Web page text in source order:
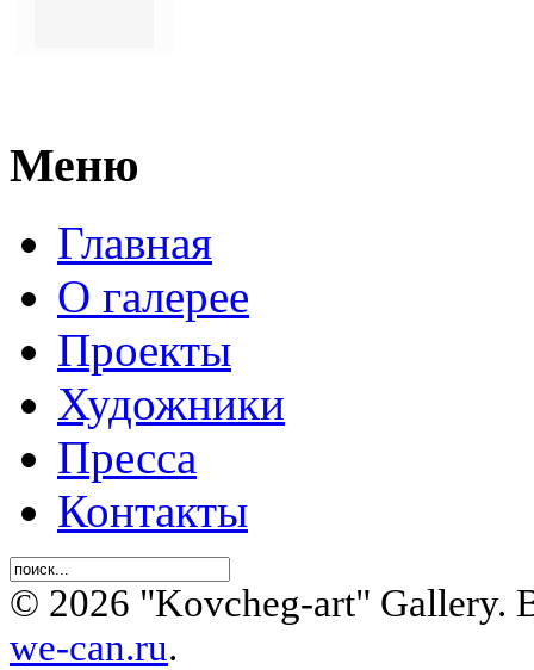
Меню
Главная
О галерее
Проекты
Художники
Пресса
Контакты
© 2026 "Kovcheg-art" Gallery.
we-can.ru.